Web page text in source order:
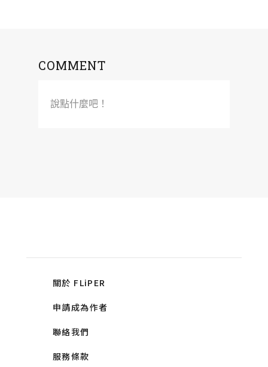
COMMENT
說點什麼吧！
關於 FLiPER
申請成為作者
聯絡我們
服務條款